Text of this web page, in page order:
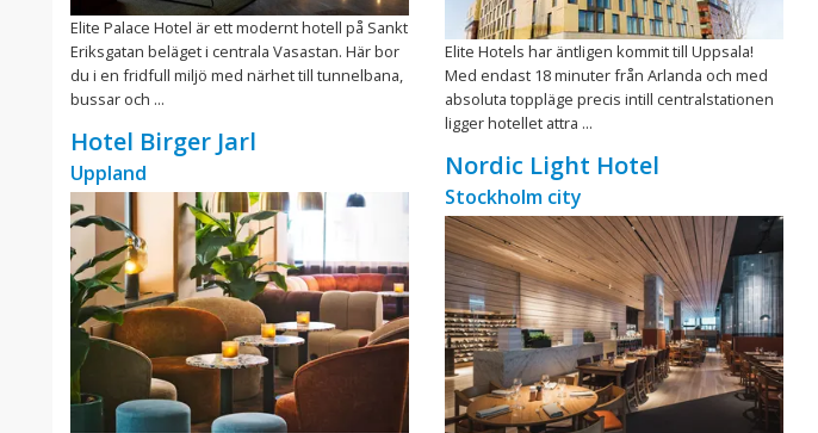
Elite Palace Hotel är ett modernt hotell på Sankt
Eriksgatan beläget i centrala Vasastan. Här bor
du i en fridfull miljö med närhet till tunnelbana,
bussar och ...
Hotel Birger Jarl
Uppland
Elite Hotels har äntligen kommit till Uppsala!
Med endast 18 minuter från Arlanda och med
absoluta toppläge precis intill centralstationen
ligger hotellet attra ...
Nordic Light Hotel
Stockholm city